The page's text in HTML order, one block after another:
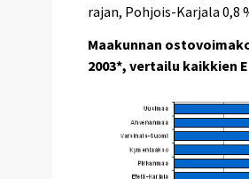
rajan, Pohjois-Karjala 0,8
Maakunnan
2003*, vertailu kaikkien